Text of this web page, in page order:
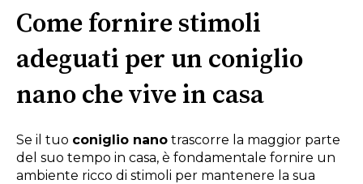
Come fornire stimoli
adeguati per un coniglio
nano che vive in casa
Se il tuo coniglio nano trascorre la maggior parte
del suo tempo in casa, è fondamentale fornire un
ambiente ricco di stimoli per mantenere la sua